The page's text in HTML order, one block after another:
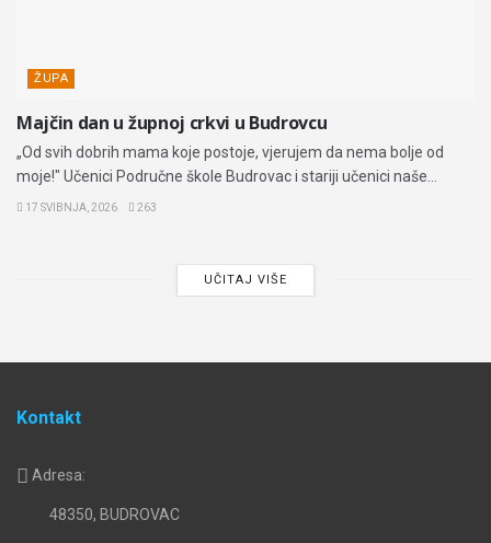
ŽUPA
Majčin dan u župnoj crkvi u Budrovcu
„Od svih dobrih mama koje postoje, vjerujem da nema bolje od
moje!" Učenici Područne škole Budrovac i stariji učenici naše...
17 SVIBNJA, 2026 263
UČITAJ VIŠE
Kontakt
Adresa:
48350, BUDROVAC